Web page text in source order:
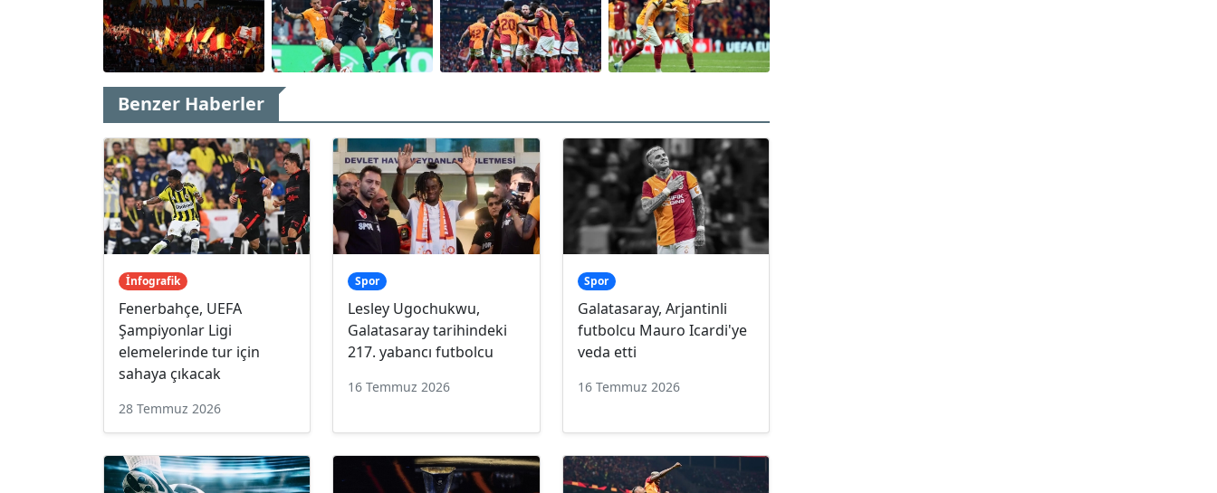
Benzer Haberler
İnfografik
Fenerbahçe, UEFA
Şampiyonlar Ligi
elemelerinde tur için
sahaya çıkacak
28 Temmuz 2026
Spor
Lesley Ugochukwu,
Galatasaray tarihindeki
217. yabancı futbolcu
16 Temmuz 2026
Spor
Galatasaray, Arjantinli
futbolcu Mauro Icardi'ye
veda etti
16 Temmuz 2026